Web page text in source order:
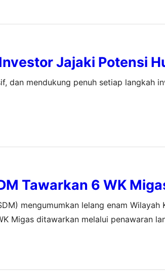
Jajaki Potensi
dan mendukung penuh setiap langkah
Tawarkan 6 WK
mengumumkan lelang enam Wilayah
Migas ditawarkan melalui penawaran